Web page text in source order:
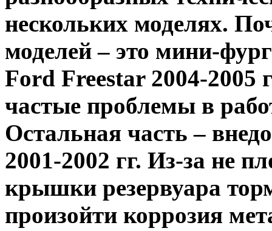
нескольких моделях.
моделей – это мини-
Ford Freestar 2004-2005
частые проблемы в
Остальная часть –
2001-2002 гг. Из-за не
крышки резервуара
произойти коррозия